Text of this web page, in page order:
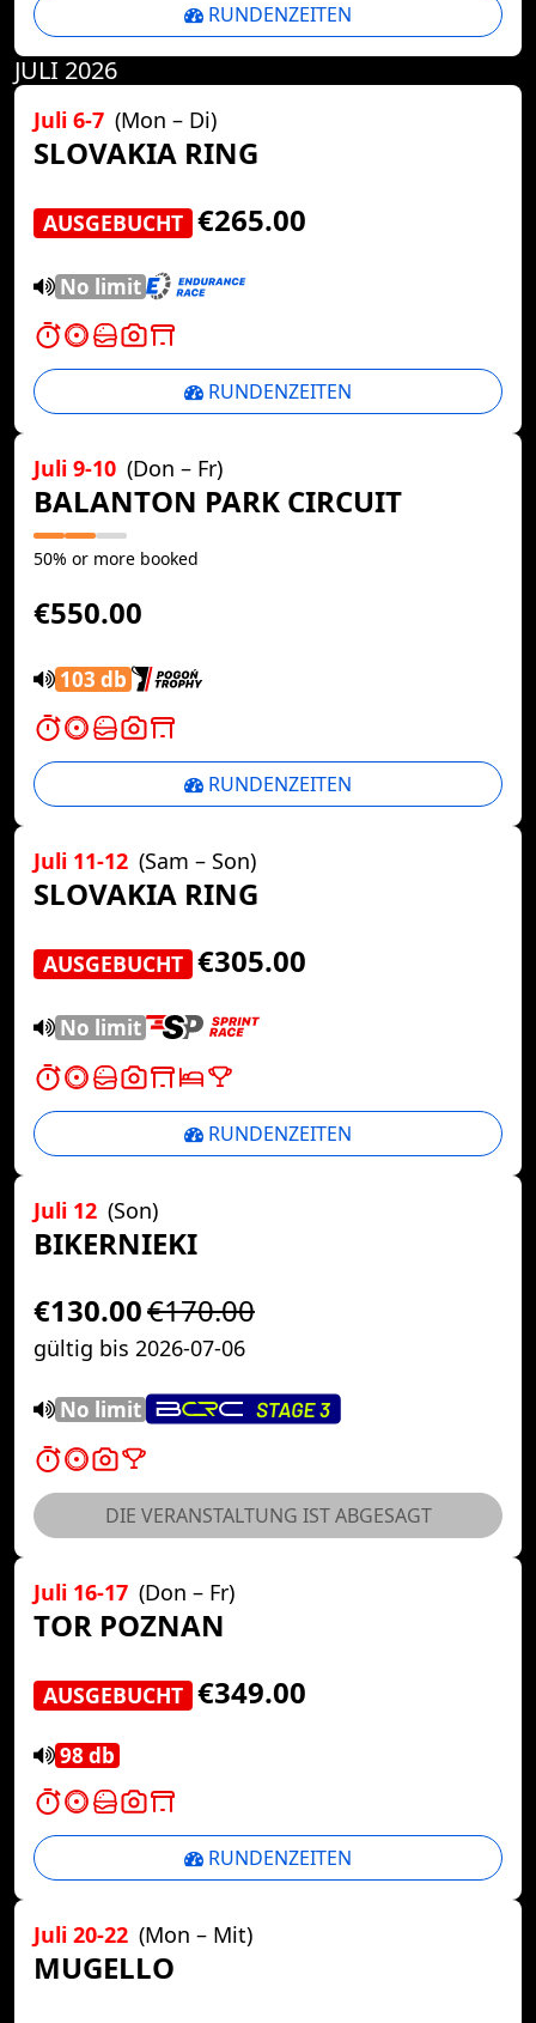
RUNDENZEITEN
JULI 2026
Juli 6-7 (Mon – Di)
SLOVAKIA RING
AUSGEBUCHT €265.00
No limit
RUNDENZEITEN
Juli 9-10 (Don – Fr)
BALANTON PARK CIRCUIT
50% or more booked
€550.00
103 db
RUNDENZEITEN
Juli 11-12 (Sam – Son)
SLOVAKIA RING
AUSGEBUCHT €305.00
No limit
RUNDENZEITEN
Juli 12 (Son)
BIKERNIEKI
€130.00€170.00
gültig bis 2026-07-06
No limit
DIE VERANSTALTUNG IST ABGESAGT
Juli 16-17 (Don – Fr)
TOR POZNAN
AUSGEBUCHT €349.00
98 db
RUNDENZEITEN
Juli 20-22 (Mon – Mit)
MUGELLO